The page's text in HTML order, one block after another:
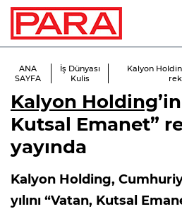
ANA
SAYFA
İş Dünyası
Kulis
Kalyon
Kalyon Holding
Kutsal Emanet”
yayında
Kalyon Holding,
yılını “Vatan, Kutsal